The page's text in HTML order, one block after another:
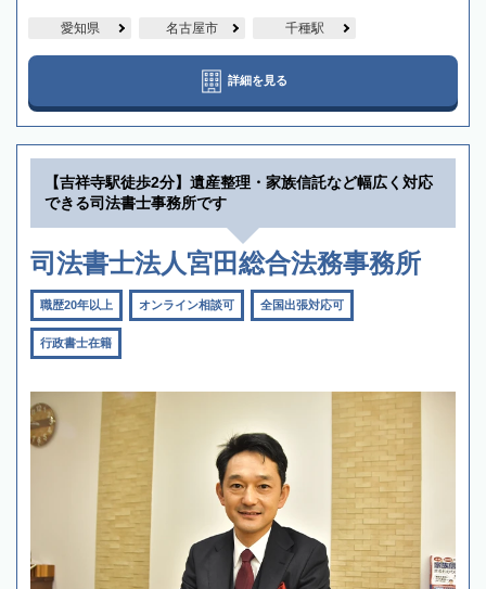
愛知県 名古屋市 千種駅
詳細を見る
【吉祥寺駅徒歩2分】遺産整理・家族信託など幅広く対応
できる司法書士事務所です
司法書士法人宮田総合法務事務所
職歴20年以上 オンライン相談可 全国出張対応可
行政書士在籍